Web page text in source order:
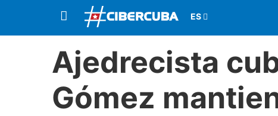
Ajedrecista
Gómez